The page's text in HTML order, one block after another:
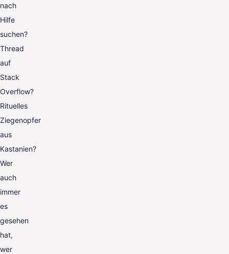
nach
Hilfe
suchen?
Thread
auf
Stack
Overflow?
Rituelles
Ziegenopfer
aus
Kastanien?
Wer
auch
immer
es
gesehen
hat,
wer